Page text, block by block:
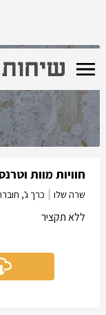
חוויות מוות
שרה שלו כרך ג', חוברת
ללא תקציר